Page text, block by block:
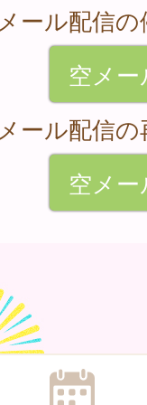
メール配信
空メ
メール配信
空メ